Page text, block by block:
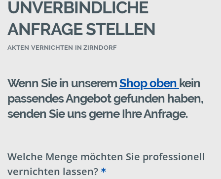
UNVERBINDLICHE
ANFRAGE STELLEN
AKTEN VERNICHTEN IN ZIRNDORF
Wenn Sie in unseremShop oben kein
passendes Angebot gefunden haben,
senden Sie uns gerne Ihre Anfrage.
Welche Menge möchten Sie professionell
vernichten lassen?